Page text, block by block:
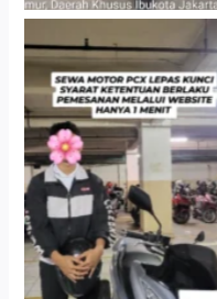
Hotel Kartika Chandra,
Jakarta Selatan